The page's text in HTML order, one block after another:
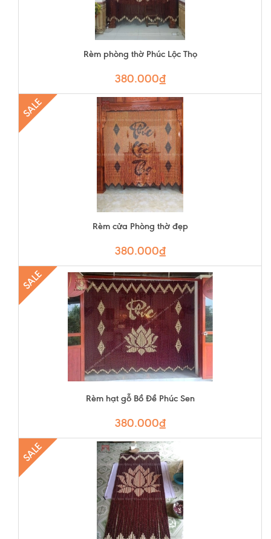
Rèm phòng thờ Phúc Lộc Thọ
380.000₫
SALE
Rèm cửa Phòng thờ đẹp
380.000₫
SALE
Rèm hạt gỗ Bồ Đề Phúc Sen
380.000₫
SALE